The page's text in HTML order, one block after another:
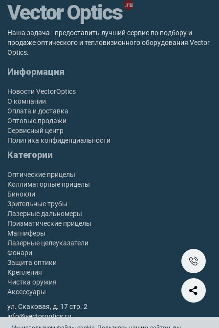
Vector Optics
Наша задача - предоставить лучший сервис по подбору и
продаже оптического и тепловизионного оборудования Vector
Optics.
Информация
Новости VectorOptics
О компании
Оплата и доставка
Оптовые продажи
Сервисный центр
Политика конфиденциальности
Категории
Оптические прицелы
Коллиматорные прицелы
Бинокли
Зрительные трубы
Лазерные дальномеры
Призматические прицелы
Магниферы
Лазерные целеуказатели
Фонари
Защита оптики
Крепления
Чистка оружия
Аксессуары
ул. Скаковая, д. 17 стр. 2
info@vectoroptics.ru
8 (800) 222-98-82